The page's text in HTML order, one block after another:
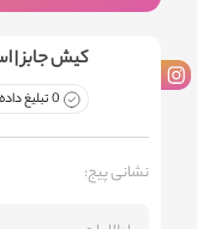
کیش جابز |
0 تبلیغ داده شده
نشانی پیج: